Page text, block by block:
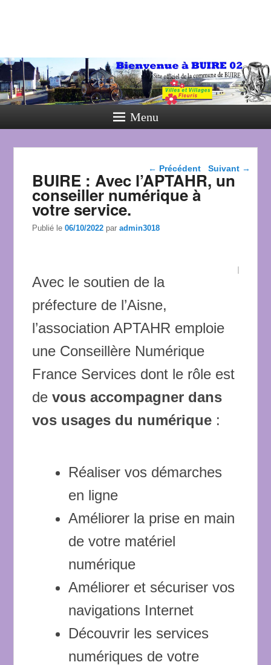
Menu
Navigation dans les
articles
← Précédent Suivant →
BUIRE : Avec l’APTAHR, un
conseiller numérique à
votre service.
Publié le06/10/2022 paradmin3018
Avec le soutien de la
préfecture de l’Aisne,
l’association APTAHR emploie
une Conseillère Numérique
France Services dont le rôle est
devous accompagner dans
vos usages du numérique :
Réaliser vos démarches
en ligne
Améliorer la prise en main
de votre matériel
numérique
Améliorer et sécuriser vos
navigations Internet
Découvrir les services
numériques de votre